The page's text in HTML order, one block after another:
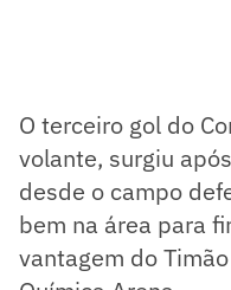
O terceiro gol do
volante, surgiu
desde o campo
bem na área para
vantagem do